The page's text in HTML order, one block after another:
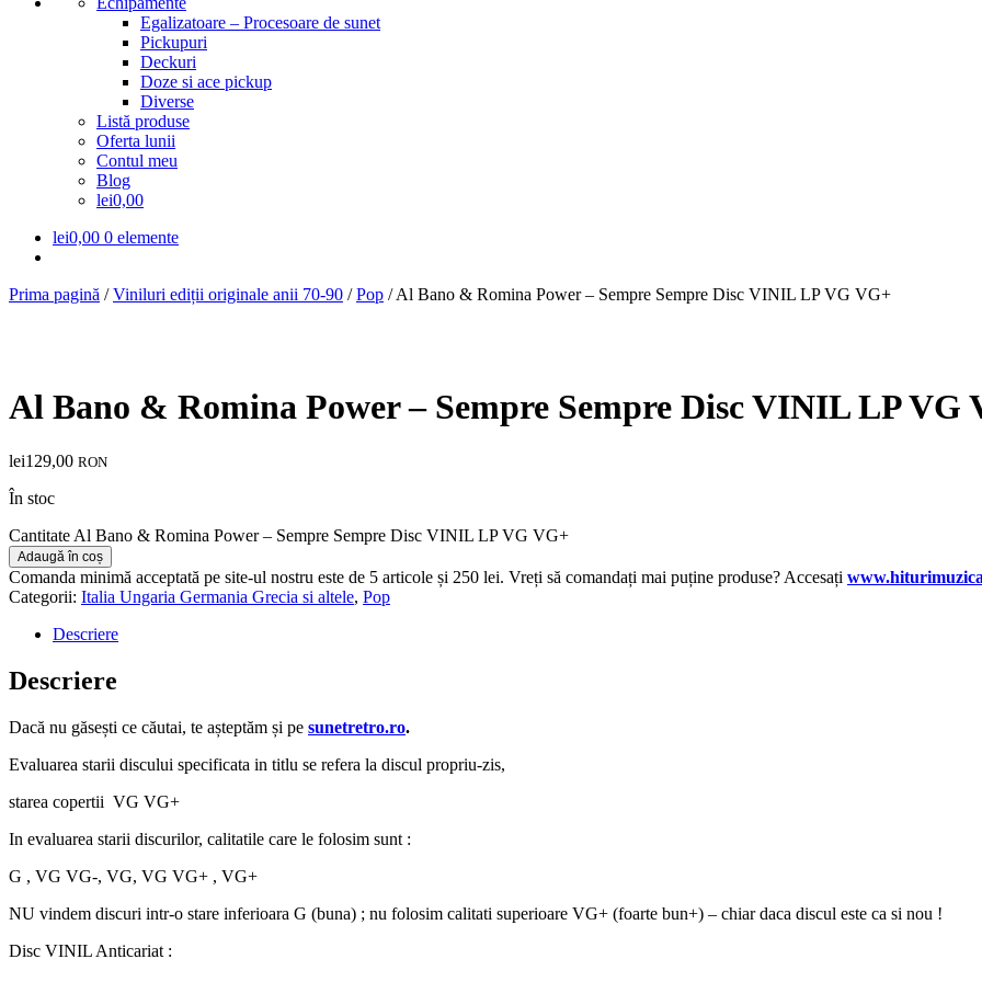
Egalizatoare – Procesoare de sunet
Pickupuri
Deckuri
Doze si ace pickup
Diverse
Listă produse
Oferta lunii
Contul meu
Blog
lei0,00
lei0,00 0 elemente
Prima pagină /Viniluri ediții originale anii 70-90 /Pop /Al Bano & Romina Power – Sempre Sempre Disc VINIL LP VG VG+
Al Bano & Romina Power – Sempre Sempre Disc VINIL LP VG
lei129,00 RON
În stoc
Cantitate Al Bano & Romina Power – Sempre Sempre Disc VINIL LP VG VG+
Adaugă în coș
Comanda minimă acceptată pe site-ul nostru este de 5 articole și 250 lei. Vreți să comandați mai puține produse? Accesați
Categorii: Italia Ungaria Germania Grecia si altele, Pop
Descriere
Descriere
Dacă nu găsești ce căutai, te așteptăm și pe sunetretro.ro.
Evaluarea starii discului specificata in titlu se refera la discul propriu-zis,
starea copertii VG VG+
In evaluarea starii discurilor, calitatile care le folosim sunt :
G , VG VG-, VG, VG VG+ , VG+
NU vindem discuri intr-o stare inferioara G (buna) ; nu folosim calitati superioare VG+ (foarte bun+) – chiar daca discul este ca si nou !
Disc VINIL Anticariat :